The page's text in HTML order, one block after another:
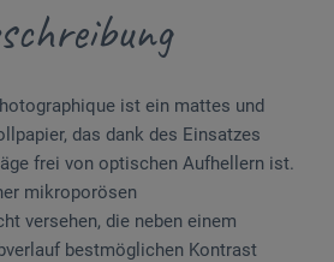
ist ein mattes und
das dank des Einsatzes
frei von optischen Aufhellern ist.
mikroporösen
versehen, die neben einem
bestmöglichen Kontrast